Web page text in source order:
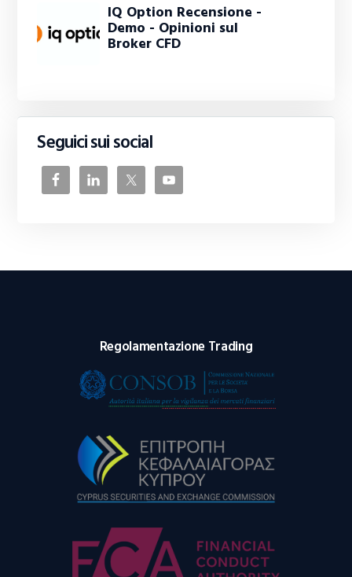
IQ Option Recensione -
Demo - Opinioni sul
Broker CFD
Seguici sui social
Regolamentazione Trading